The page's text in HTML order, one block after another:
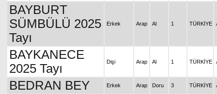
BAYBURT
SÜMBÜLÜ 2025
Tayı
Erkek Arap Al 1 TÜRKİYE
BAYKANECE
2025 Tayı
Dişi Arap Al 1 TÜRKİYE
BEDRAN BEY Erkek Arap Doru 3 TÜRKİYE